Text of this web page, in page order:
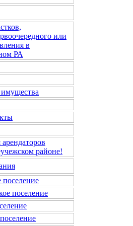
или
в
РА
районе!
поселение
поселение